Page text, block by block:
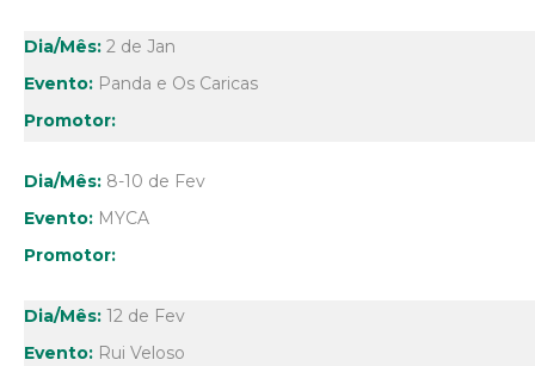
2 de Jan
Panda e Os Caricas
8-10 de Fev
MYCA
12 de Fev
Rui Veloso